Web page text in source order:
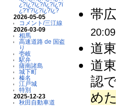
¿?ï¿?ï¿?/ï¿?ï¿?ï
¿?Ý?ï¿?ï¿?ï¿?
2026-05-05
コメント/三江線
2026-03-09
相馬
高速道路 de 国盗
り
壱岐
駅弁
薩南諸島
城下町
榛名
江戸城
特別
2025-12-23
秋田自動車道
帯
道
道
認
め